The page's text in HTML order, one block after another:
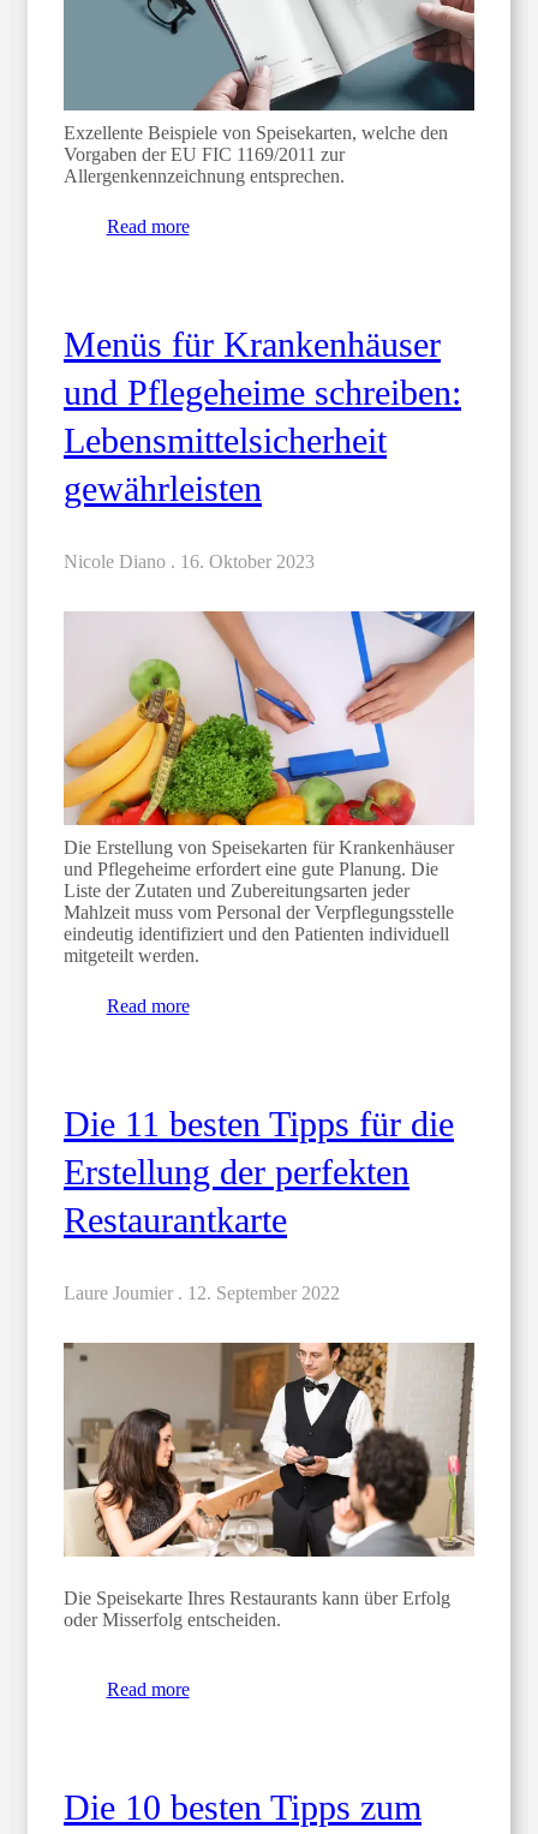
Exzellente Beispiele von Speisekarten, welche den
Vorgaben der EU FIC 1169/2011 zur
Allergenkennzeichnung entsprechen.
Read more
Menüs für Krankenhäuser
und Pflegeheime schreiben:
Lebensmittelsicherheit
gewährleisten
Nicole Diano . 16. Oktober 2023
Die Erstellung von Speisekarten für Krankenhäuser
und Pflegeheime erfordert eine gute Planung. Die
Liste der Zutaten und Zubereitungsarten jeder
Mahlzeit muss vom Personal der Verpflegungsstelle
eindeutig identifiziert und den Patienten individuell
mitgeteilt werden.
Read more
Die 11 besten Tipps für die
Erstellung der perfekten
Restaurantkarte
Laure Joumier . 12. September 2022
Die Speisekarte Ihres Restaurants kann über Erfolg
oder Misserfolg entscheiden.
Read more
Die 10 besten Tipps zum